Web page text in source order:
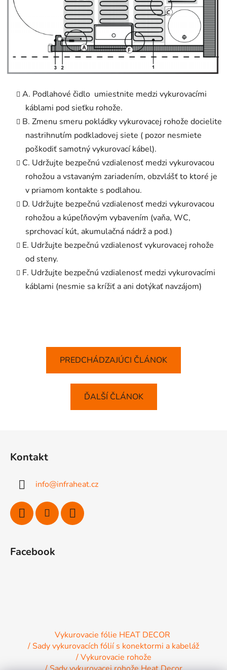
A. Podlahové čidlo umiestnite medzi vykurovacími
káblami pod sieťku rohože.
B. Zmenu smeru pokládky vykurovacej rohože docielite
nastrihnutím podkladovej siete ( pozor nesmiete
poškodiť samotný vykurovací kábel).
C. Udržujte bezpečnú vzdialenosť medzi vykurovacou
rohožou a vstavaným zariadením, obzvlášť to ktoré je
v priamom kontakte s podlahou.
D. Udržujte bezpečnú vzdialenosť medzi vykurovacou
rohožou a kúpeľňovým vybavením (vaňa, WC,
sprchovací kút, akumulačná nádrž a pod.)
E. Udržujte bezpečnú vzdialenosť vykurovacej rohože
od steny.
F. Udržujte bezpečnú vzdialenosť medzi vykurovacími
káblami (nesmie sa krížiť a ani dotýkať navzájom)
PREDCHÁDZAJÚCI ČLÁNOK
ĎALŠÍ ČLÁNOK
Kontakt
info@infraheat.cz
Facebook
Vykurovacie fólie HEAT DECOR
/ Sady vykurovacích fólií s konektormi a kabeláž
/ Vykurovacie rohože